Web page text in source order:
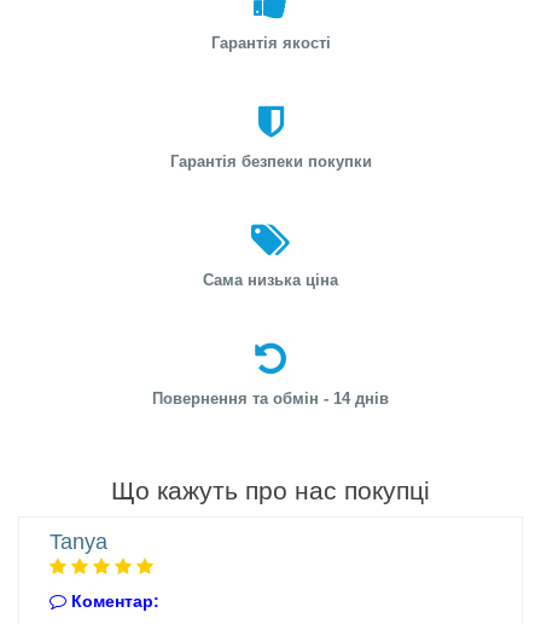
Гарантія якості
Гарантія безпеки покупки
Сама низька ціна
Повернення та обмін - 14 днів
Що кажуть про нас покупці
Tanya
Коментар: